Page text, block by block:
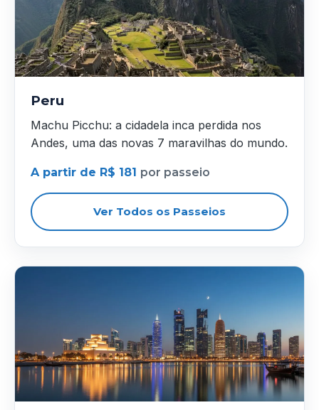
Peru
Machu Picchu: a cidadela inca perdida nos
Andes, uma das novas 7 maravilhas do mundo.
A partir de R$ 181 por passeio
Ver Todos os Passeios